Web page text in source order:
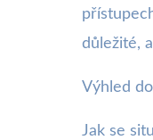
důležité,
Výhled
Jak se